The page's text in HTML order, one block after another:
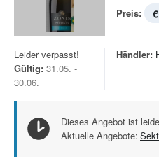
Preis:
Leider verpasst!
Gültig: 31.05. -
30.06.
Händler:
Dieses Angebot ist
Aktuelle Angebote: Sekt